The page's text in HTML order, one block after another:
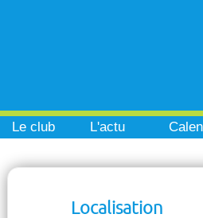
Le club L'actu
Localisation